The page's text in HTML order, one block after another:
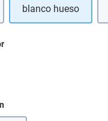
blanco hueso